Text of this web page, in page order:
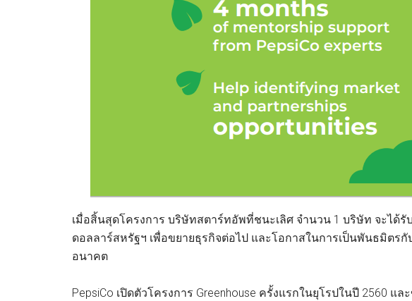
เมื่อสิ้นสุดโครงการ บริษัทสตาร์ทอัพที่ชนะเลิศ จำนวน 1 บริษัท จะได้รั
ดอลลาร์สหรัฐฯ เพื่อขยายธุรกิจต่อไป และโอกาสในการเป็นพันธมิตรกั
อนาคต
PepsiCo เปิดตัวโครงการ Greenhouse ครั้งแรกในยุโรปในปี 2560 แ